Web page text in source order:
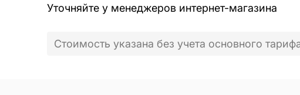
Уточняйте у менеджеров интернет-магазина
Стоимость указана без учета основного